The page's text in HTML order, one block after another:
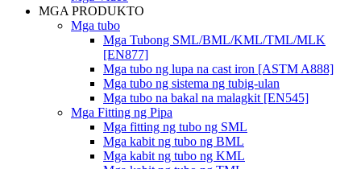
MGA PRODUKTO
Mga tubo
Mga Tubong SML/BML/KML/TML/MLK
[EN877]
Mga tubo ng lupa na cast iron [ASTM A888]
Mga tubo ng sistema ng tubig-ulan
Mga tubo na bakal na malagkit [EN545]
Mga Fitting ng Pipa
Mga fitting ng tubo ng SML
Mga kabit ng tubo ng BML
Mga kabit ng tubo ng KML